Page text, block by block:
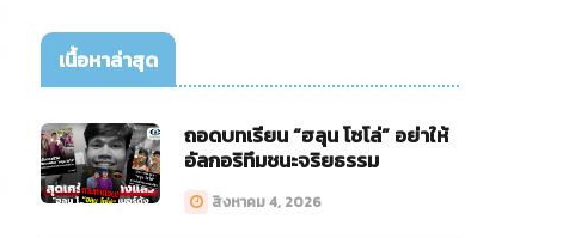
เนื้อหาล่าสุด
ถอดบทเรียน “ฮลุน โซโล่” อย่าให้
อัลกอริทึมชนะจริยธรรม
สิงหาคม 4, 2026